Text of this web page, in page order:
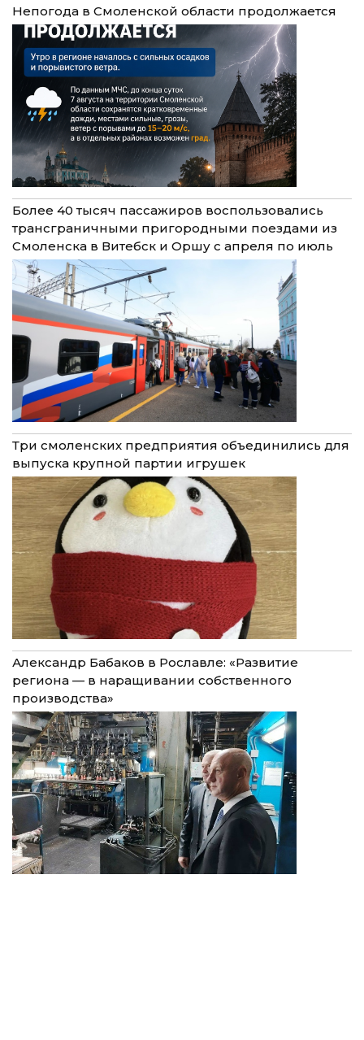
Непогода в Смоленской области продолжается
Более 40 тысяч пассажиров воспользовались
трансграничными пригородными поездами из
Смоленска в Витебск и Оршу с апреля по июль
Три смоленских предприятия объединились для
выпуска крупной партии игрушек
Александр Бабаков в Рославле: «Развитие
региона — в наращивании собственного
производства»